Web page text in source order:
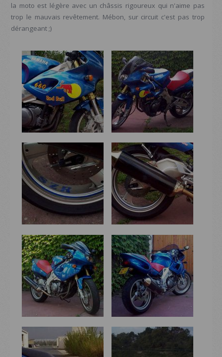
la moto est légère avec un châssis rigoureux qui n'aime pas
trop le mauvais revêtement. Mébon, sur circuit c'est pas trop
dérangeant ;)